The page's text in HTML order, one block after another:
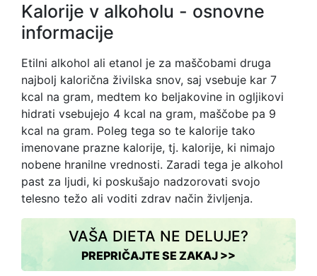
Kalorije v alkoholu - osnovne
informacije
Etilni alkohol ali etanol je za maščobami druga
najbolj kalorična živilska snov, saj vsebuje kar 7
kcal na gram, medtem ko beljakovine in ogljikovi
hidrati vsebujejo 4 kcal na gram, maščobe pa 9
kcal na gram. Poleg tega so te kalorije tako
imenovane prazne kalorije, tj. kalorije, ki nimajo
nobene hranilne vrednosti. Zaradi tega je alkohol
past za ljudi, ki poskušajo nadzorovati svojo
telesno težo ali voditi zdrav način življenja.
VAŠA DIETA NE DELUJE?
PREPRIČAJTE SE ZAKAJ >>